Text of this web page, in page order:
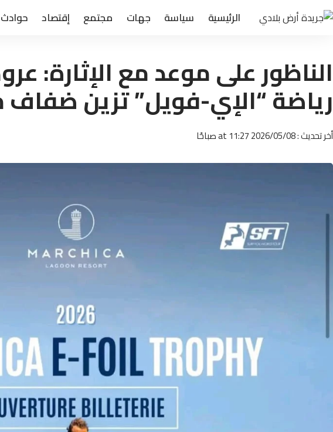
الرئيسية سياسة جهات مجتمع إقتصاد حوادث
الناظور على موعد مع الإثارة:
رياضة “الإي-فويل” تزين ضفاف
أخر تحديث : 2026/05/08 at 11:27 صباحًا